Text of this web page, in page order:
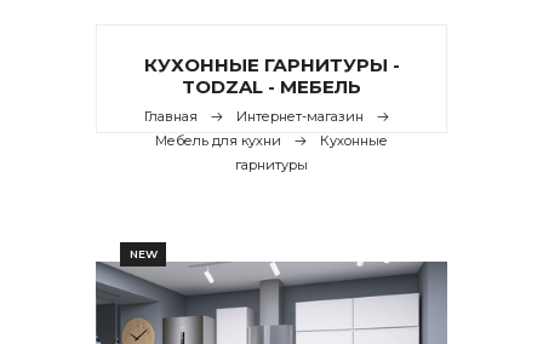
КУХОННЫЕ ГАРНИТУРЫ -
TODZAL - МЕБЕЛЬ
Главная
Интернет-магазин
Мебель для кухни
Кухонные
гарнитуры
NEW